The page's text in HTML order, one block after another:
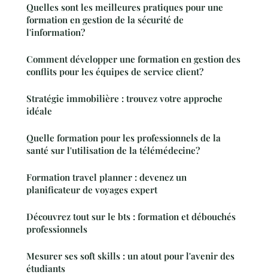
Quelles sont les meilleures pratiques pour une
formation en gestion de la sécurité de
l'information?
Comment développer une formation en gestion des
conflits pour les équipes de service client?
Stratégie immobilière : trouvez votre approche
idéale
Quelle formation pour les professionnels de la
santé sur l'utilisation de la télémédecine?
Formation travel planner : devenez un
planificateur de voyages expert
Découvrez tout sur le bts : formation et débouchés
professionnels
Mesurer ses soft skills : un atout pour l'avenir des
étudiants